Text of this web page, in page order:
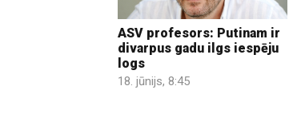
ASV profesors: Putinam ir
divarpus gadu ilgs iespēju
logs
18. jūnijs, 8:45